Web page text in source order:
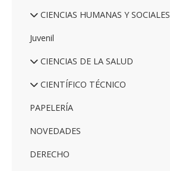
CIENCIAS HUMANAS Y SOCIALES
Juvenil
CIENCIAS DE LA SALUD
CIENTÍFICO TÉCNICO
PAPELERÍA
NOVEDADES
DERECHO